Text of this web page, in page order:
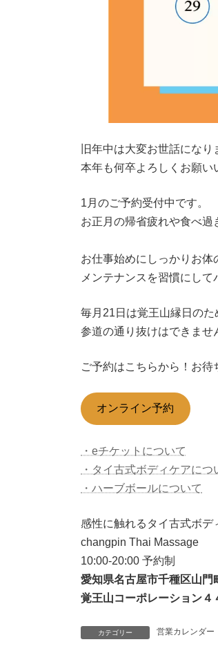
旧年中は大変お世話になり
本年も何卒よろしくお願い
1月のご予約受付中です。
お正月の帰省疲れや食べ過
お仕事始めにしっかりお体
メンテナンスを習慣にして
毎月21日は覚王山縁日のた
参道の通り抜けはできませ
ご予約はこちらから！お待
オンライン予約
・eチケットについて
・タイ古式ボディケアにつ
・ハーブボールについて
感性に触れるタイ古式ボデ
changpin Thai Massage
10:00-20:00 予約制
愛知県名古屋市千種区山門
覚王山コーポレーション４
カテゴリー 営業カレンダー